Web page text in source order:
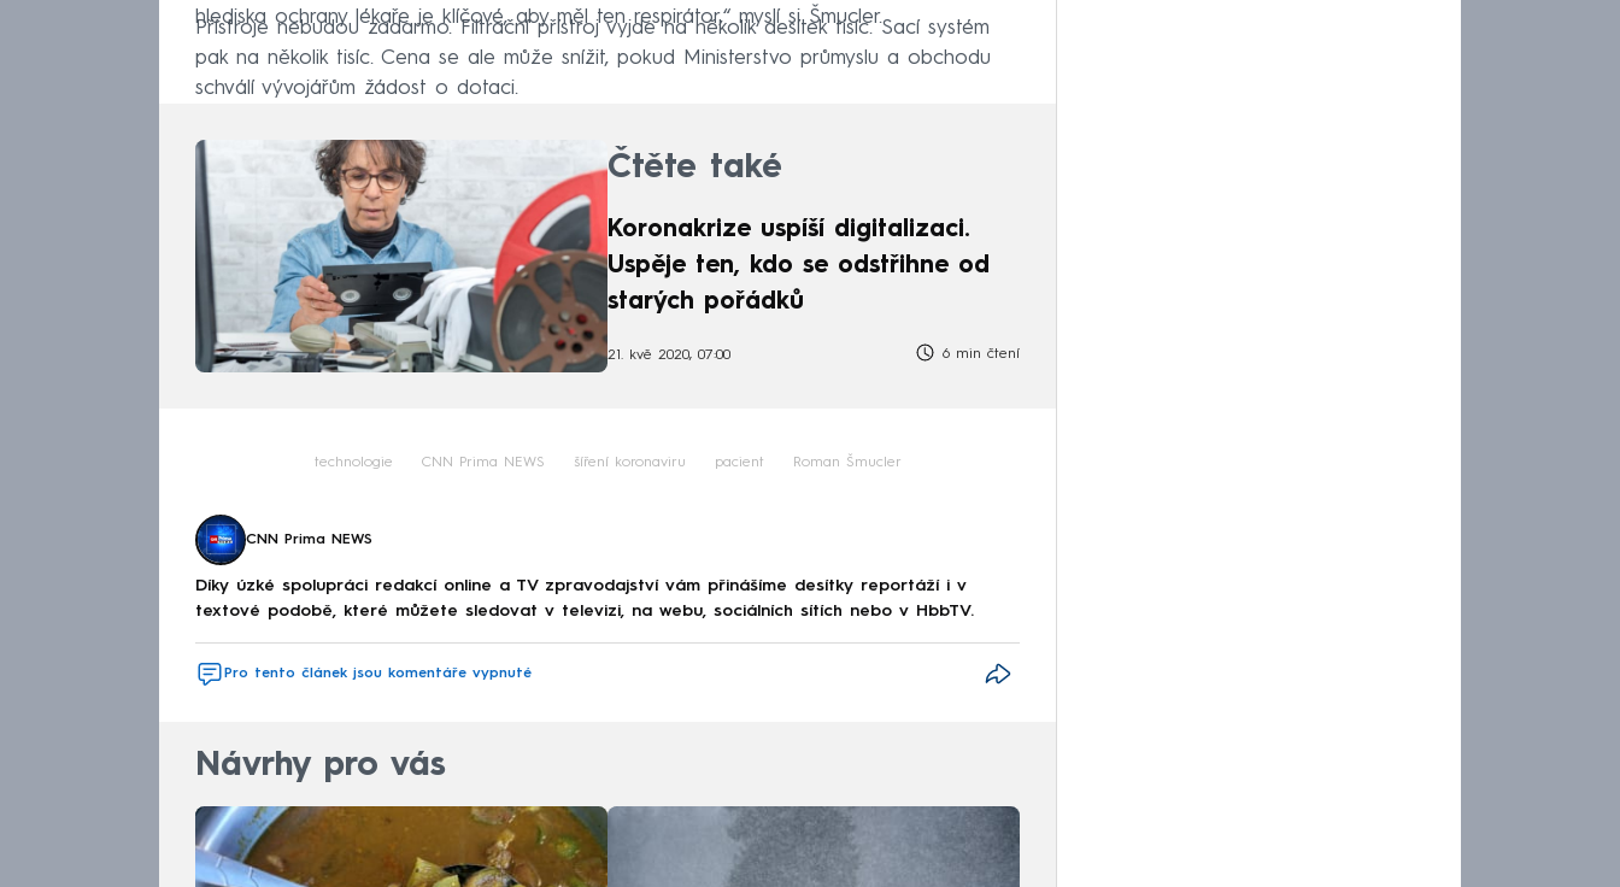
hlediska ochrany lékaře je klíčové, aby měl ten respirátor,“ myslí si Šmucler.
Přístroje nebudou zadarmo. Filtrační přístroj vyjde na několik desítek tisíc. Sací systém
pak na několik tisíc. Cena se ale může snížit, pokud Ministerstvo průmyslu a obchodu
schválí vývojářům žádost o dotaci.
Čtěte také
Koronakrize uspíší digitalizaci.
Uspěje ten, kdo se odstřihne od
starých pořádků
21. kvě 2020, 07:00 6 min čtení
technologie CNN Prima NEWS šíření koronaviru pacient Roman Šmucler
CNN Prima NEWS
Díky úzké spolupráci redakcí online a TV zpravodajství vám přinášíme desítky reportáží i v
textové podobě, které můžete sledovat v televizi, na webu, sociálních sítích nebo v HbbTV.
Pro tento článek jsou komentáře vypnuté
Návrhy pro vás